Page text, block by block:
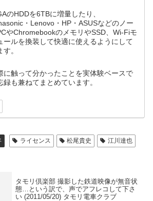
のHDDを6TBに増量したり、
・Lenovo・HP・ASUSなどのノー
やChromebookのメモリやSSD、Wi-Fiモ
ールを換装して快適に使えるようにして
す。
に触って分かったことを実体験ベースで
録も兼ねてまとめています。
ライセンス 松尾貴史 江川達也
タモリ倶楽部 撮影した鉄道映像が無音状
態…という訳で、声でアフレコして下さ
い (2011/05/20) タモリ電車クラブ